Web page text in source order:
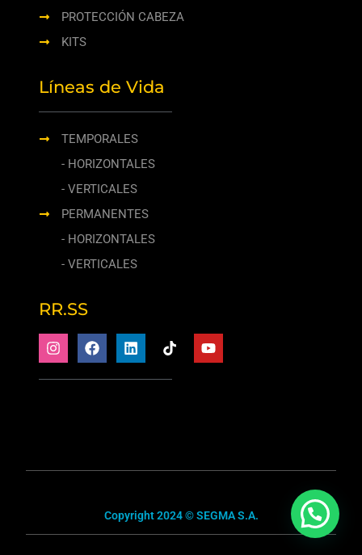
PROTECCIÓN CABEZA
KITS
Líneas de Vida
TEMPORALES
- HORIZONTALES
- VERTICALES
PERMANENTES
- HORIZONTALES
- VERTICALES
RR.SS
Copyright 2024 © SEGMA S.A.